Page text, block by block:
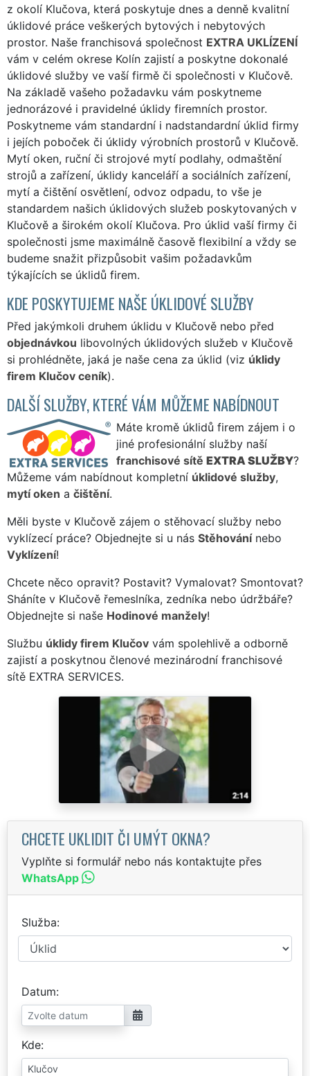
z okolí Klučova, která poskytuje dnes a denně kvalitní
úklidové práce veškerých bytových i nebytových
prostor. Naše franchisová společnost EXTRA UKLÍZENÍ
vám v celém okrese Kolín zajistí a poskytne dokonalé
úklidové služby ve vaší firmě či společnosti v Klučově.
Na základě vašeho požadavku vám poskytneme
jednorázové i pravidelné úklidy firemních prostor.
Poskytneme vám standardní i nadstandardní úklid firmy
i jejích poboček či úklidy výrobních prostorů v Klučově.
Mytí oken, ruční či strojové mytí podlahy, odmaštění
strojů a zařízení, úklidy kanceláří a sociálních zařízení,
mytí a čištění osvětlení, odvoz odpadu, to vše je
standardem našich úklidových služeb poskytovaných v
Klučově a širokém okolí Klučova. Pro úklid vaší firmy či
společnosti jsme maximálně časově flexibilní a vždy se
budeme snažit přizpůsobit vašim požadavkům
týkajících se úklidů firem.
KDE POSKYTUJEME NAŠE ÚKLIDOVÉ SLUŽBY
Před jakýmkoli druhem úklidu v Klučově nebo před
objednávkou libovolných úklidových služeb v Klučově
si prohlédněte, jaká je naše cena za úklid (viz úklidy
firem Klučov ceník).
DALŠÍ SLUŽBY, KTERÉ VÁM MŮŽEME NABÍDNOUT
Máte kromě úklidů firem zájem i o
jiné profesionální služby naší
franchisové sítě EXTRA SLUŽBY?
Můžeme vám nabídnout kompletní úklidové služby,
mytí oken a čištění.
Měli byste v Klučově zájem o stěhovací služby nebo
vyklízecí práce? Objednejte si u nás Stěhovánínebo
Vyklízení!
Chcete něco opravit? Postavit? Vymalovat? Smontovat?
Sháníte v Klučově řemeslníka, zedníka nebo údržbáře?
Objednejte si naše Hodinové manžely!
Službu úklidy firem Klučov vám spolehlivě a odborně
zajistí a poskytnou členové mezinárodní franchisové
sítě EXTRA SERVICES.
CHCETE UKLIDIT ČI UMÝT OKNA?
Vyplňte si formulář nebo nás kontaktujte přes
WhatsApp
Služba
Datum
Kde